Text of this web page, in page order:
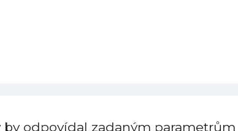
odpovídal zadaným parametrům